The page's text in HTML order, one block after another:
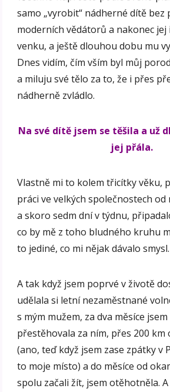
samo „vyrobit“ nádherné dítě
moderních vědátorů a nakonec jej
venku, a ještě dlouhou dobu mu
Dnes vidím, čím vším byl můj
a miluju své tělo za to, že i přes
nádherně zvládlo.
Na své dítě jsem se těšila a už
jej přála.
Vlastně mi to kolem třicítky věku,
práci ve velkých společnostech od
a skoro sedm dní v týdnu,
co by mě z toho bludného kruhu
to jediné, co mi nějak dávalo smysl.
A tak když jsem poprvé v životě
udělala si letní nezaměstnané
s mým mužem, za dva měsíce
přestěhovala za ním, přes 200 km
(ano, teď když jsem zase zpátky v
to moje místo) a do měsíce od
spolu začali žít, jsem otěhotněla.